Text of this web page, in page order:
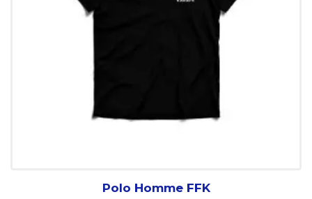
Polo Homme FFK